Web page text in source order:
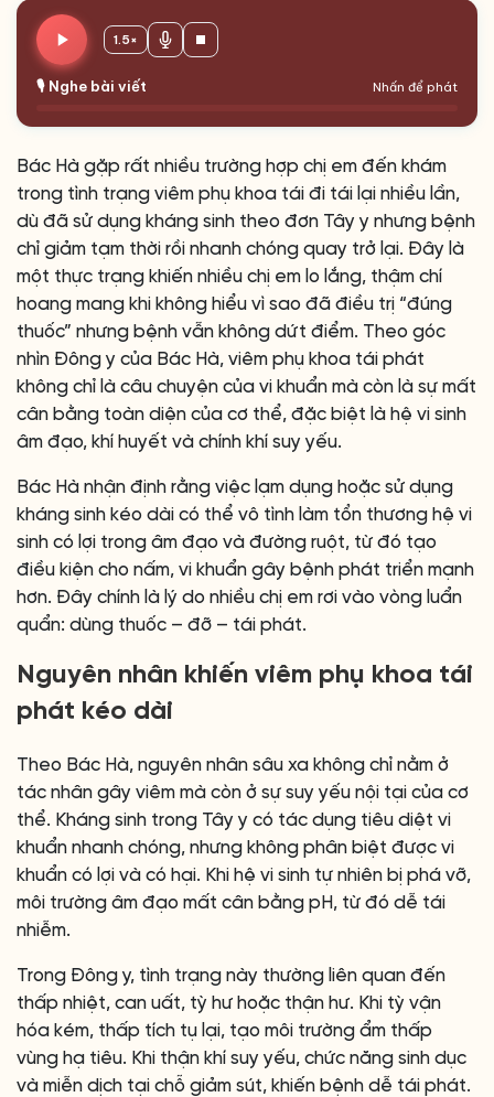
🎙️ Nghe bài viết Nhấn để phát
1.5×
Bác Hà gặp rất nhiều trường hợp chị em đến khám
trong tình trạng viêm phụ khoa tái đi tái lại nhiều lần,
dù đã sử dụng kháng sinh theo đơn Tây y nhưng bệnh
chỉ giảm tạm thời rồi nhanh chóng quay trở lại. Đây là
một thực trạng khiến nhiều chị em lo lắng, thậm chí
hoang mang khi không hiểu vì sao đã điều trị “đúng
thuốc” nhưng bệnh vẫn không dứt điểm. Theo góc
nhìn Đông y của Bác Hà, viêm phụ khoa tái phát
không chỉ là câu chuyện của vi khuẩn mà còn là sự mất
cân bằng toàn diện của cơ thể, đặc biệt là hệ vi sinh
âm đạo, khí huyết và chính khí suy yếu.
Bác Hà nhận định rằng việc lạm dụng hoặc sử dụng
kháng sinh kéo dài có thể vô tình làm tổn thương hệ vi
sinh có lợi trong âm đạo và đường ruột, từ đó tạo
điều kiện cho nấm, vi khuẩn gây bệnh phát triển mạnh
hơn. Đây chính là lý do nhiều chị em rơi vào vòng luẩn
quẩn: dùng thuốc – đỡ – tái phát.
Nguyên nhân khiến viêm phụ khoa tái
phát kéo dài
Theo Bác Hà, nguyên nhân sâu xa không chỉ nằm ở
tác nhân gây viêm mà còn ở sự suy yếu nội tại của cơ
thể. Kháng sinh trong Tây y có tác dụng tiêu diệt vi
khuẩn nhanh chóng, nhưng không phân biệt được vi
khuẩn có lợi và có hại. Khi hệ vi sinh tự nhiên bị phá vỡ,
môi trường âm đạo mất cân bằng pH, từ đó dễ tái
nhiễm.
Trong Đông y, tình trạng này thường liên quan đến
thấp nhiệt, can uất, tỳ hư hoặc thận hư. Khi tỳ vận
hóa kém, thấp tích tụ lại, tạo môi trường ẩm thấp
vùng hạ tiêu. Khi thận khí suy yếu, chức năng sinh dục
và miễn dịch tại chỗ giảm sút, khiến bệnh dễ tái phát.